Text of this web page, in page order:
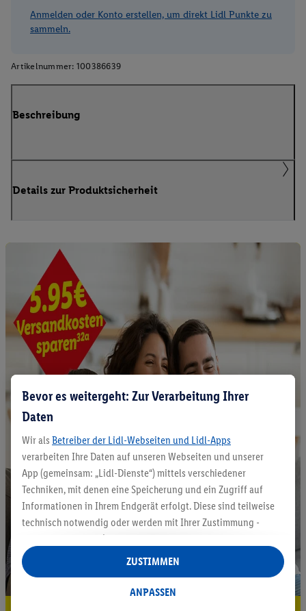
Anmelden oder Konto erstellen, um direkt Lidl Punkte zu
sammeln.
Artikelnummer: 100386639
Beschreibung
Details zur Produktsicherheit
Bevor es weitergeht: Zur Verarbeitung Ihrer
Daten
Wir als Betreiber der Lidl-Webseiten und Lidl-Apps
verarbeiten Ihre Daten auf unseren Webseiten und unserer
App (gemeinsam: „Lidl-Dienste“) mittels verschiedener
Techniken, mit denen eine Speicherung und ein Zugriff auf
Informationen in Ihrem Endgerät erfolgt. Diese sind teilweise
technisch notwendig oder werden mit Ihrer Zustimmung -
auch durch Partner (u.a.
Verantwortliche; im Zusammenhang mit dem IAB TCF
insgesamt
Statistik-Erstellung oder für personalisierte Werbung
ANPASSEN
ZUSTIMMEN